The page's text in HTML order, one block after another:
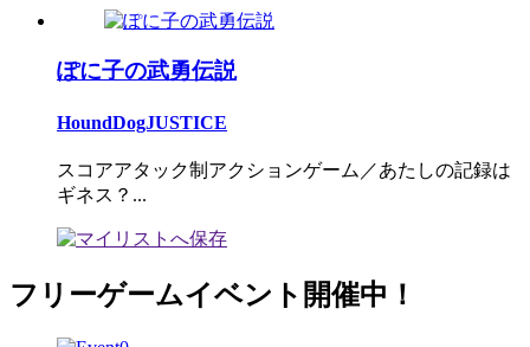
ぽに子の武勇伝説
HoundDogJUSTICE
スコアアタック制アクションゲーム／あたしの記録は
ギネス？...
フリーゲームイベント開催中！